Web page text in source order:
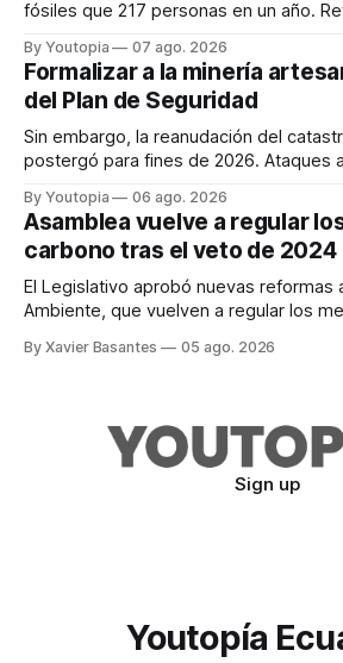
fósiles que 217 personas en un año.
By Youtopia 07 ago. 2026
Formalizar a la minería
del Plan de Seguridad
Sin embargo, la reanudación del
postergó para fines de 2026. Ataques
By Youtopia 06 ago. 2026
Asamblea vuelve a regular
carbono tras el veto de 2024
El Legislativo aprobó nuevas reformas
Ambiente, que vuelven a regular los
By Xavier Basantes 05 ago. 2026
Sign up
Youtopía